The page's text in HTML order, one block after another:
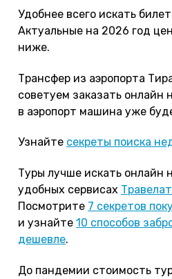
Удобнее всего искать
Актуальные на 2026 год
ниже.
Трансфер из аэропорта
советуем заказать онлайн
в аэропорт машина уже
Узнайте секреты поиска
Туры лучше искать онлайн
удобных сервисах
Посмотрите 7 секретов
и узнайте 10 способов
дешевле.
До пандемии стоимость